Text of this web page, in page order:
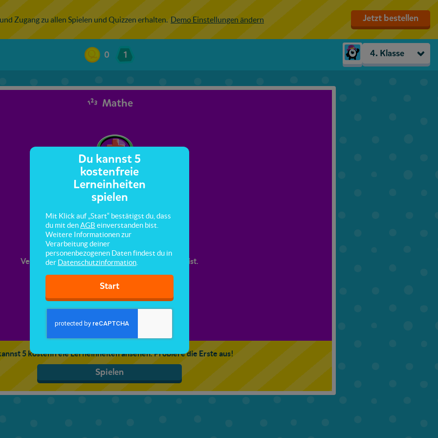
Zugang zu allen Spielen und Quizzen erhalten. Demo Einstellungen ändern Jetzt bestellen
0 1 4. Klasse
Mathe
Vergrößern oder Verkleinern
Hier lernst du zu erkennen, ob ein Foto eine
Verkleinerung oder Vergrößerung des Originals ist.
5 kostenfreie Lerneinheiten ansehen. Probiere die Erste aus!
Spielen
Du kannst 5
kostenfreie
Lerneinheiten
spielen
Mit Klick auf „Start“ bestätigst du, dass
du mit denAGB einverstanden bist.
Weitere Informationen zur
Verarbeitung deiner
personenbezogenen Daten findest du in
der Datenschutzinformation
Start